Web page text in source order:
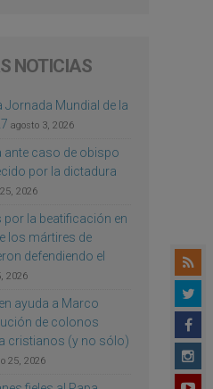
NOTICIAS
Jornada Mundial de la
agosto 3, 2026
ante caso de obispo
por la dictadura
2026
por la beatificación en
los mártires de
defendiendo el
2026
ayuda a Marco
de colonos
cristianos (y no sólo)
25, 2026